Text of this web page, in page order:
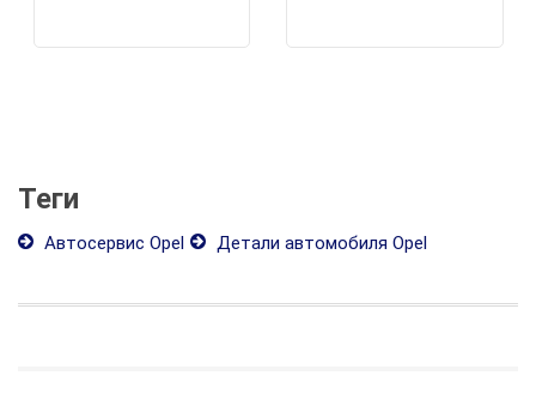
Теги
Автосервис Opel Детали автомобиля Opel